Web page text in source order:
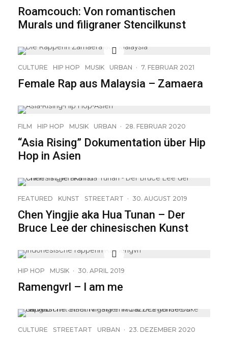
Roamcouch: Von romantischen
Murals und filigraner Stencilkunst
CULTURE HIP HOP MUSIK URBAN · 7. FEBRUAR 2021
Female Rap aus Malaysia – Zamaera
FILM HIP HOP MUSIK URBAN · 28. FEBRUAR 2020
“Asia Rising” Dokumentation über Hip
Hop in Asien
23
FEATURED KUNST STREETART · 30. AUGUST 2019
Chen Yingjie aka Hua Tunan – Der
Bruce Lee der chinesischen Kunst
HIP HOP MUSIK · 30. APRIL 2019
Ramengvrl – I am me
CULTURE STREETART URBAN · 23. DEZEMBER 2020